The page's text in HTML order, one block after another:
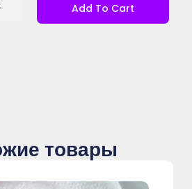
Add To Cart
товары